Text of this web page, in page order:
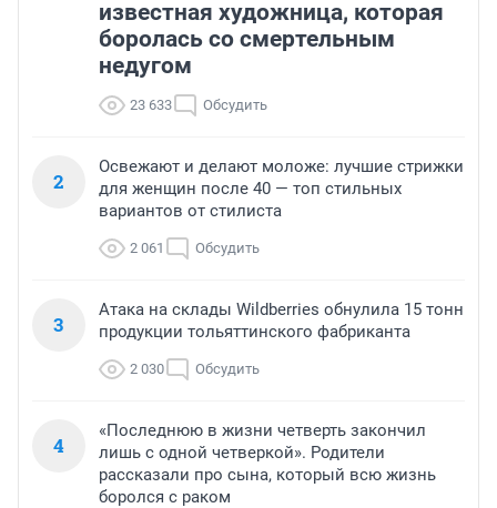
известная художница, которая
боролась со смертельным
недугом
23 633 Обсудить
2
Освежают и делают моложе: лучшие стрижки
для женщин после 40 — топ стильных
вариантов от стилиста
2 061 Обсудить
3
Атака на склады Wildberries обнулила 15 тонн
продукции тольяттинского фабриканта
2 030 Обсудить
4
«Последнюю в жизни четверть закончил
лишь с одной четверкой». Родители
рассказали про сына, который всю жизнь
боролся с раком